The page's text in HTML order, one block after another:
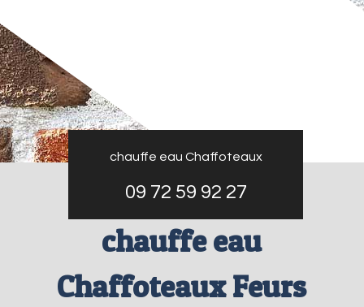
chauffe eau Chaffoteaux
09 72 59 92 27
chauffe eau
Chaffoteaux Feurs